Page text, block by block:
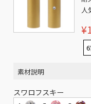
人
素材説明
スワロフスキー